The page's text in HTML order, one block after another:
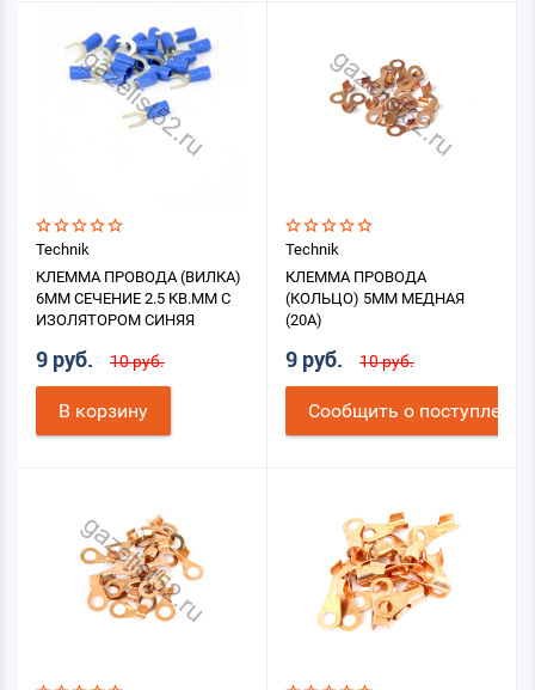
Technik
КЛЕММА ПРОВОДА (ВИЛКА)
6ММ СЕЧЕНИЕ 2.5 КВ.ММ С
ИЗОЛЯТОРОМ СИНЯЯ
9 руб. 10 руб.
В корзину
Technik
КЛЕММА ПРОВОДА
(КОЛЬЦО) 5ММ МЕДНАЯ
(20А)
9 руб. 10 руб.
Cообщить о поступлении